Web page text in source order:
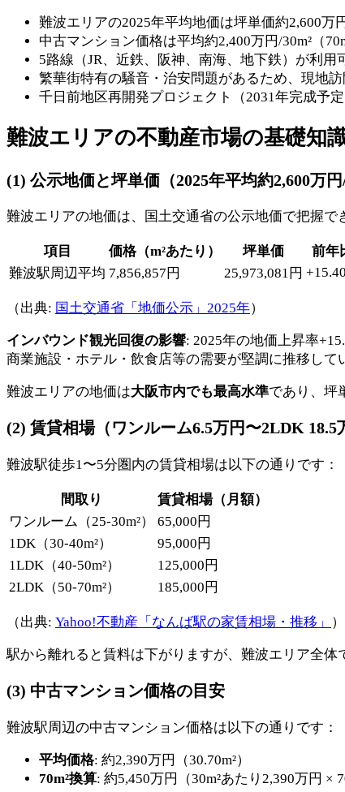
難波エリアの2025年平均地価は坪単価約2,600万
中古マンション価格は平均約2,400万円/30m²（
5路線（JR、近鉄、阪神、南海、地下鉄）が利用
繁華街特有の騒音・治安問題があるため、現地
千日前地区再開発プロジェクト（2031年完成予
難波エリアの不動産市場の基礎知
(1) 公示地価と坪単価（2025年平均約2,600万円/
難波エリアの地価は、国土交通省の公示地価で把握で
項目 価格（m²あたり） 坪単価
前年
難波駅周辺平均 7,856,857円 25,973,081円
（出典: 国土交通省「地価公示」2025年）
インバウンド観光回復の影響: 2025年の地価上昇率
商業施設・ホテル・飲食店等の需要が堅調に推移して
難波エリアの地価は大阪市内でも最高水準であり、坪
(2) 賃貸相場（ワンルーム6.5万円〜2LDK 18.5
難波駅徒歩1〜5分圏内の賃貸相場は以下の通りです：
間取り
賃貸相場（月額）
ワンルーム（25-30m²）
65,000円
1DK（30-40m²）
95,000円
1LDK（40-50m²）
125,000円
2LDK（50-70m²）
185,000円
（出典: Yahoo!不動産「なんば駅の家賃相場・推移」 ）
駅から離れると賃料は下がりますが、難波エリア全体
(3) 中古マンション価格の目安
難波駅周辺の中古マンション価格は以下の通りです：
平均価格: 約2,390万円（30.70m²）
70m²換算: 約5,450万円（30m²あたり2,390万円 ×